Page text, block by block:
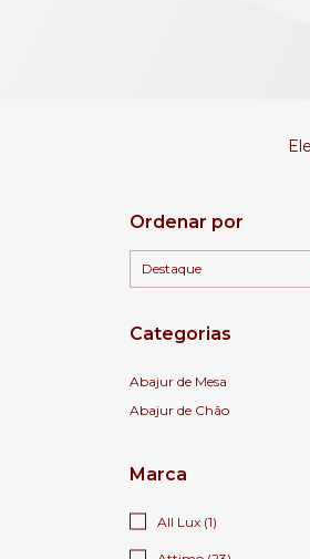
Ordenar por
Categorias
Abajur de Mesa
Abajur de Chão
Marca
All Lux (1)